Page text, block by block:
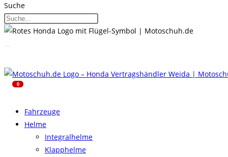
Suche
0
Fahrzeuge
Helme
Integralhelme
Klapphelme